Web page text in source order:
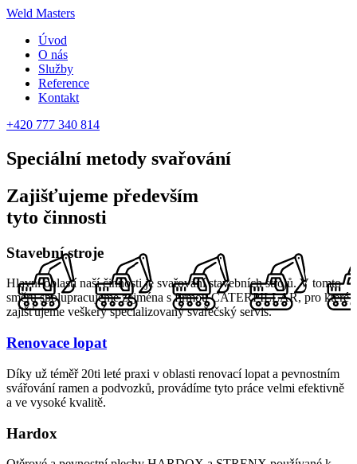
Weld Masters
Úvod
O nás
Služby
Reference
Kontakt
+420 777 340 814
Speciální metody svařování
Zajišťujeme především
tyto činnosti
Stavební stroje
Hlavní oblastí naší činnosti je svařování stavebních strojů. V tomto
směru spolupracujeme zejména s firmou CATERPILLAR, pro které
zajišťujeme veškerý specializovaný svařečský servis.
Renovace lopat
Díky už téměř 20ti leté praxi v oblasti renovací lopat a pevnostním
svářování ramen a podvozků, provádíme tyto práce velmi efektivně
a ve vysoké kvalitě.
Hardox